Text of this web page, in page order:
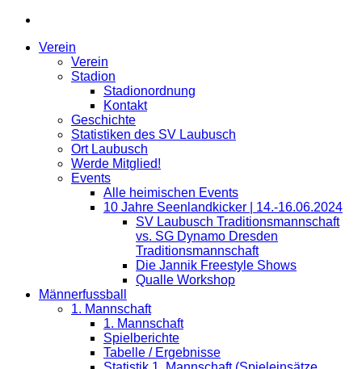
Verein
Verein
Stadion
Stadionordnung
Kontakt
Geschichte
Statistiken des SV Laubusch
Ort Laubusch
Werde Mitglied!
Events
Alle heimischen Events
10 Jahre Seenlandkicker | 14.-16.06.2024
SV Laubusch Traditionsmannschaft
vs. SG Dynamo Dresden
Traditionsmannschaft
Die Jannik Freestyle Shows
Qualle Workshop
Männerfussball
1. Mannschaft
1. Mannschaft
Spielberichte
Tabelle / Ergebnisse